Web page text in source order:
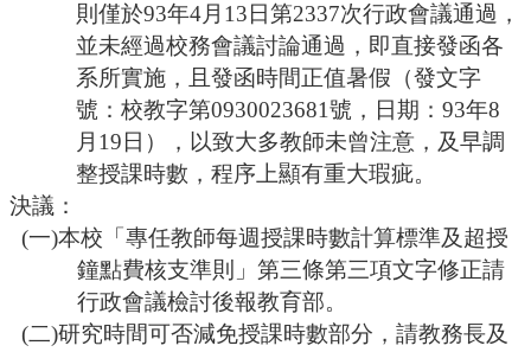
則僅於93年4月13日第2337次行政會議通過，
並未經過校務會議討論通過，即直接發函各
系所實施，且發函時間正值暑假（發文字
號：校教字第0930023681號，日期：93年8
月19日），以致大多教師未曾注意，及早調
整授課時數，程序上顯有重大瑕疵。
決議：
(一)本校「專任教師每週授課時數計算標準及超授
鐘點費核支準則」第三條第三項文字修正請
行政會議檢討後報教育部。
(二)研究時間可否減免授課時數部分，請教務長及